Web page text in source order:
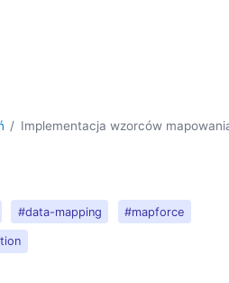
Implementacja wzorców
#data-mapping #mapforce